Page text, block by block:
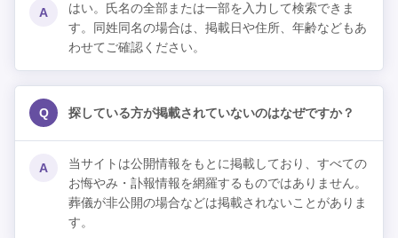
A
はい。氏名の全部または一部を入力して検索できま
す。同姓同名の場合は、掲載日や住所、年齢などもあ
わせてご確認ください。
Q 探している方が掲載されていないのはなぜですか？
A
当サイトは公開情報をもとに掲載しており、すべての
お悔やみ・訃報情報を網羅するものではありません。
葬儀が非公開の場合などは掲載されないことがありま
す。